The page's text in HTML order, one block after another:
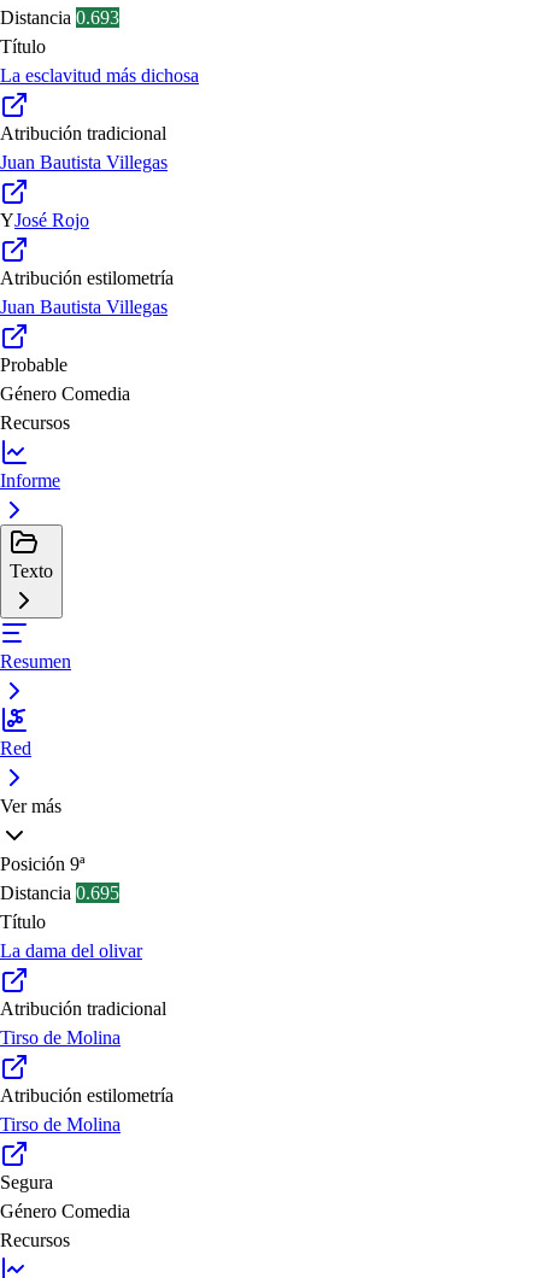
Distancia 0.693
Título
La esclavitud más dichosa
Atribución tradicional
Juan Bautista Villegas
YJosé Rojo
Atribución estilometría
Juan Bautista Villegas
Probable
Género Comedia
Recursos
Informe
Texto
Resumen
Red
Ver más
Posición 9ª
Distancia 0.695
Título
La dama del olivar
Atribución tradicional
Tirso de Molina
Atribución estilometría
Tirso de Molina
Segura
Género Comedia
Recursos